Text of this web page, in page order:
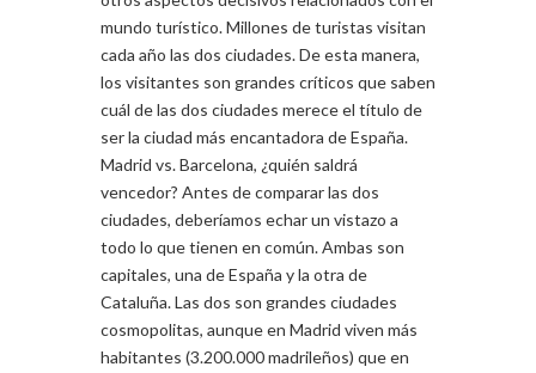
mundo turístico. Millones de turistas visitan
cada año las dos ciudades. De esta manera,
los visitantes son grandes críticos que saben
cuál de las dos ciudades merece el título de
ser la ciudad más encantadora de España.
Madrid vs. Barcelona, ¿quién saldrá
vencedor? Antes de comparar las dos
ciudades, deberíamos echar un vistazo a
todo lo que tienen en común. Ambas son
capitales, una de España y la otra de
Cataluña. Las dos son grandes ciudades
cosmopolitas, aunque en Madrid viven más
habitantes (3.200.000 madrileños) que en